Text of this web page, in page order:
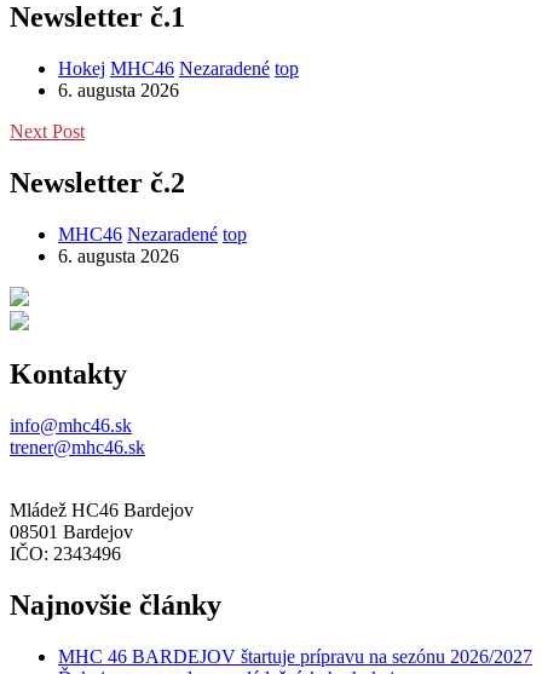
Newsletter č.1
Hokej MHC46 Nezaradené top
6. augusta 2026
Next Post
Newsletter č.2
MHC46 Nezaradené top
6. augusta 2026
Kontakty
info@mhc46.sk
trener@mhc46.sk
Mládež HC46 Bardejov
08501 Bardejov
IČO: 2343496
Najnovšie články
MHC 46 BARDEJOV štartuje prípravu na sezónu 2026/2027